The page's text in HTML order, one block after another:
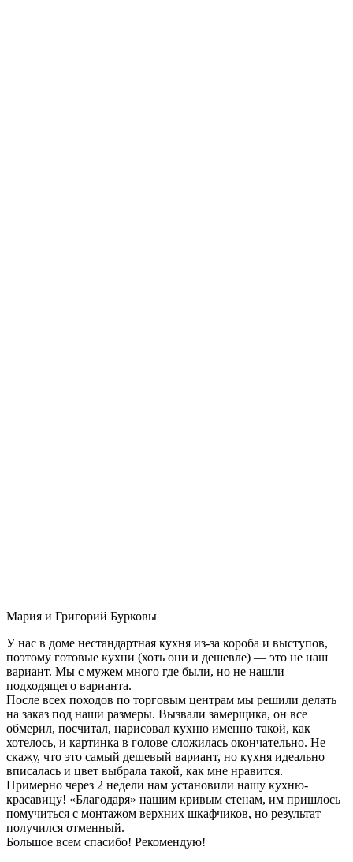
Мария и Григорий Бурковы
У нас в доме нестандартная кухня из-за короба и выступов,
поэтому готовые кухни (хоть они и дешевле) — это не наш
вариант. Мы с мужем много где были, но не нашли
подходящего варианта.
После всех походов по торговым центрам мы решили делать
на заказ под наши размеры. Вызвали замерщика, он все
обмерил, посчитал, нарисовал кухню именно такой, как
хотелось, и картинка в голове сложилась окончательно. Не
скажу, что это самый дешевый вариант, но кухня идеально
вписалась и цвет выбрала такой, как мне нравится.
Примерно через 2 недели нам установили нашу кухню-
красавицу! «Благодаря» нашим кривым стенам, им пришлось
помучиться с монтажом верхних шкафчиков, но результат
получился отменный.
Большое всем спасибо! Рекомендую!